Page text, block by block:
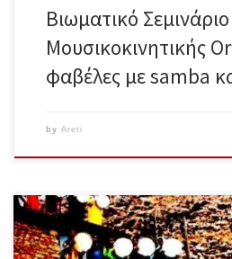
Βιωματικό Σεμινάριο
Μουσικοκινητικής
φαβέλες με samba
by Areti